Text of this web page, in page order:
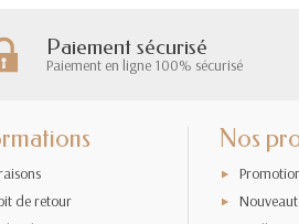
Paiement sécurisé
Paiement en ligne 100% sécurisé
de retour
Nos